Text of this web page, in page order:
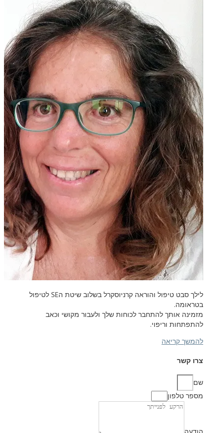
לילך סבט טיפול והוראה קרניוסקרל בשלוב שיטת הSE לטיפול
בטראומה.
מזמינה אותך להתחבר לכוחות שלך ולעבור מקושי וכאב
להתפתחות וריפוי.
להמשך קריאה
צרו קשר
שם
מספר טלפון